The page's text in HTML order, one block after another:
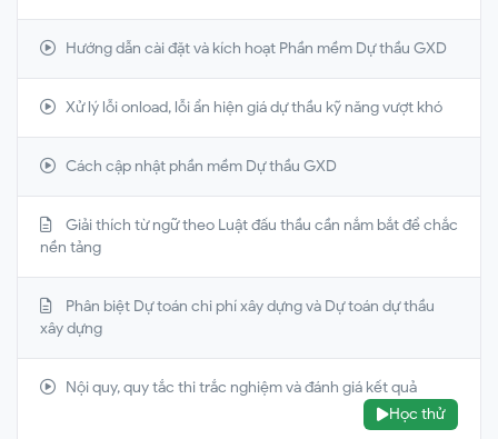
Hướng dẫn cài đặt và kích hoạt Phần mềm Dự thầu GXD
Xử lý lỗi onload, lỗi ẩn hiện giá dự thầu kỹ năng vượt khó
Cách cập nhật phần mềm Dự thầu GXD
Giải thích từ ngữ theo Luật đấu thầu cần nắm bắt để chắc
nền tảng
Phân biệt Dự toán chi phí xây dựng và Dự toán dự thầu
xây dựng
Nội quy, quy tắc thi trắc nghiệm và đánh giá kết quả
Học thử